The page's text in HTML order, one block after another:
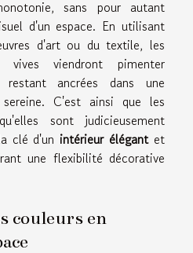
sans pour autant
d'un espace. En utilisant
d'art ou du textile, les
viendront pimenter
ancrées dans une
sereine. C'est ainsi que les
sont judicieusement
clé d'un intérieur élégantet
une flexibilité décorative
couleurs en